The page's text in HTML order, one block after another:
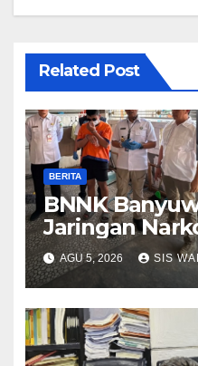
Related Post
BERITA
BNNK
Jaringan
Bali
AGU 5, 2026 SIS